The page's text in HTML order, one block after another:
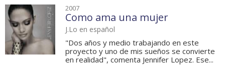
2007
Como ama una mujer
J.Lo en español
"Dos años y medio trabajando en este
proyecto y uno de mis sueños se convierte
en realidad", comenta Jennifer Lopez. Ese...